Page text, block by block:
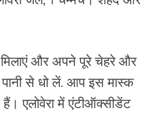
मिलाएं और अपने पूरे चेहरे और
पानी से धो लें. आप इस मास्क
एलोवेरा में एंटीऑक्सीडेंट